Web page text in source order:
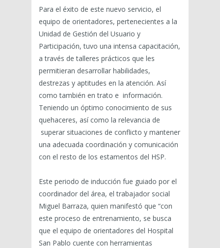
Para el éxito de este nuevo servicio, el
equipo de orientadores, pertenecientes a la
Unidad de Gestión del Usuario y
Participación, tuvo una intensa capacitación,
a través de talleres prácticos que les
permitieran desarrollar habilidades,
destrezas y aptitudes en la atención. Así
como también en trato e información.
Teniendo un óptimo conocimiento de sus
quehaceres, así como la relevancia de
superar situaciones de conflicto y mantener
una adecuada coordinación y comunicación
con el resto de los estamentos del HSP.
Este periodo de inducción fue guiado por el
coordinador del área, el trabajador social
Miguel Barraza, quien manifestó que “con
este proceso de entrenamiento, se busca
que el equipo de orientadores del Hospital
San Pablo cuente con herramientas